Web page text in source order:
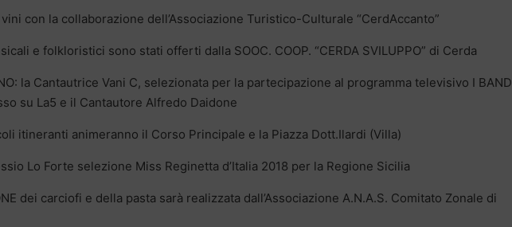
vini con la collaborazione dell’Associazione Turistico-Culturale “CerdAccanto”
e folkloristici sono stati offerti dalla SOOC. COOP. “CERDA SVILUPPO” di Cerda
la Cantautrice Vani C, selezionata per la partecipazione al programma televisivo I BAND
su La5 e il Cantautore Alfredo Daidone
itineranti animeranno il Corso Principale e la Piazza Dott.Ilardi (Villa)
Lo Forte selezione Miss Reginetta d’Italia 2018 per la Regione Sicilia
dei carciofi e della pasta sarà realizzata dall’Associazione A.N.A.S. Comitato Zonale di